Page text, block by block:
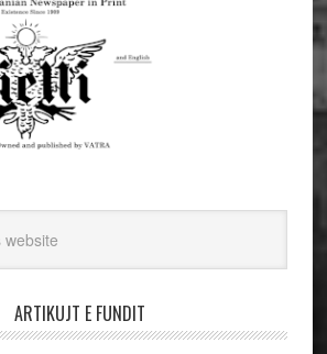
ARTIKUJT E FUNDIT